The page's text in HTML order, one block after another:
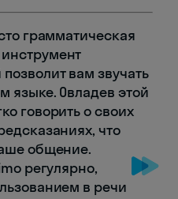
грамматическая
вам звучать
языке. Овладев этой
говорить о своих
что
общение.
регулярно,
в речи